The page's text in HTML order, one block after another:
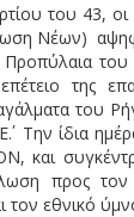
του 43, οι
Νέων)
του
της
του
Την ίδια
και
προς
τον εθνικό